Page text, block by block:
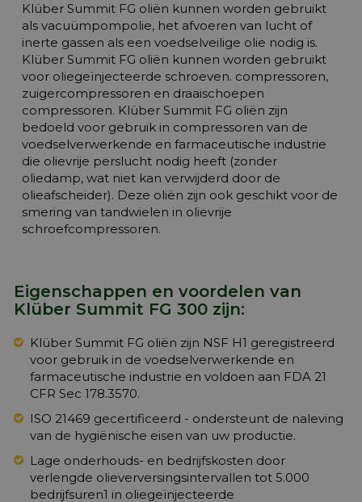
Klüber Summit FG oliën kunnen worden gebruikt
als vacuümpompolie, het afvoeren van lucht of
inerte gassen als een voedselveilige olie nodig is.
Klüber Summit FG oliën kunnen worden gebruikt
voor oliegeïnjecteerde schroeven. compressoren,
zuigercompressoren en draaischoepen
compressoren. Klüber Summit FG oliën zijn
bedoeld voor gebruik in compressoren van de
voedselverwerkende en farmaceutische industrie
die olievrije perslucht nodig heeft (zonder
oliedamp, wat niet kan verwijderd door de
olieafscheider). Deze oliën zijn ook geschikt voor de
smering van tandwielen in olievrije
schroefcompressoren.
Eigenschappen en voordelen van
Klüber Summit FG 300 zijn:
Klüber Summit FG oliën zijn NSF H1 geregistreerd
voor gebruik in de voedselverwerkende en
farmaceutische industrie en voldoen aan FDA 21
CFR Sec 178.3570.
ISO 21469 gecertificeerd - ondersteunt de naleving
van de hygiënische eisen van uw productie.
Lage onderhouds- en bedrijfskosten door
verlengde olieverversingsintervallen tot 5.000
bedrijfsuren1 in oliegeïnjecteerde